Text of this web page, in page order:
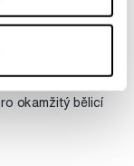
okamžitý bělicí